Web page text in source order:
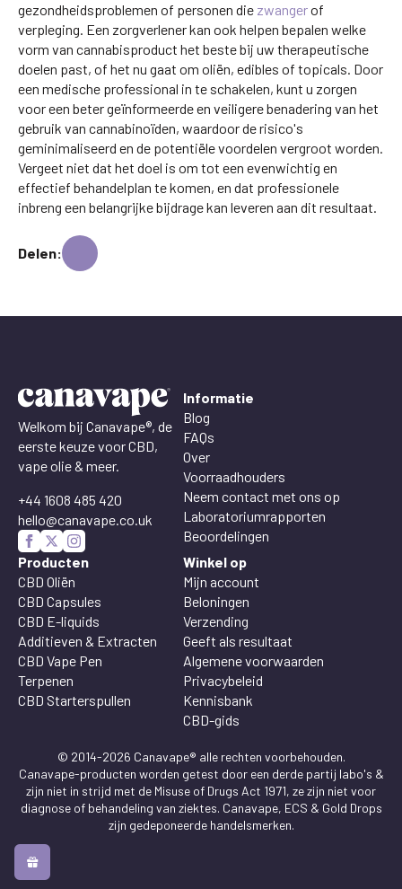
gezondheidsproblemen of personen die zwangerof
verpleging. Een zorgverlener kan ook helpen bepalen welke
vorm van cannabisproduct het beste bij uw therapeutische
doelen past, of het nu gaat om oliën, edibles of topicals. Door
een medische professional in te schakelen, kunt u zorgen
voor een beter geïnformeerde en veiligere benadering van het
gebruik van cannabinoïden, waardoor de risico's
geminimaliseerd en de potentiële voordelen vergroot worden.
Vergeet niet dat het doel is om tot een evenwichtig en
effectief behandelplan te komen, en dat professionele
inbreng een belangrijke bijdrage kan leveren aan dit resultaat.
Delen:
Welkom bij Canavape®, de
eerste keuze voor CBD,
vape olie & meer.
+44 1608 485 420
hello@canavape.co.uk
Informatie
Blog
FAQs
Over
Voorraadhouders
Neem contact met ons op
Laboratoriumrapporten
Beoordelingen
Producten
CBD Oliën
CBD Capsules
CBD E-liquids
Additieven & Extracten
CBD Vape Pen
Terpenen
CBD Starterspullen
Winkel op
Mijn account
Beloningen
Verzending
Geeft als resultaat
Algemene voorwaarden
Privacybeleid
Kennisbank
CBD-gids
© 2014-2026 Canavape® alle rechten voorbehouden.
Canavape-producten worden getest door een derde partij labo's &
zijn niet in strijd met de Misuse of Drugs Act 1971, ze zijn niet voor
diagnose of behandeling van ziektes. Canavape, ECS & Gold Drops
zijn gedeponeerde handelsmerken.